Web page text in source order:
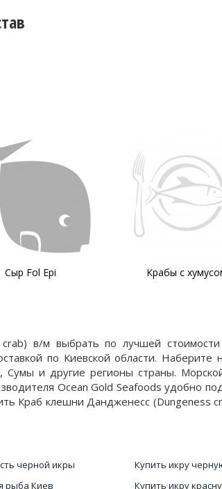
Сыр Fol Epi Крабы с
в/м выбрать по лучшей
по Киевской области.
Сумы и другие регионы страны.
Ocean Gold Seafoods удобно
Краб клешни Дандженесс (Dungeness
черной икры
рыба Киев
Купить икру
Купить икру